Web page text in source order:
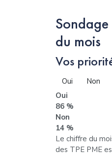
Sondage
du mois
Vos
Oui
Non
Oui
86 %
Non
14 %
Le chiffre du
des TPE PME